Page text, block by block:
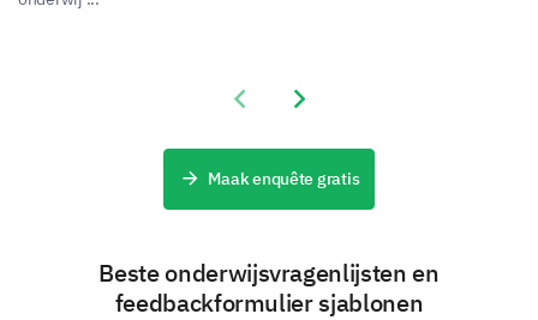
Parent & Guardian Involvement
We value the role of parents and guardians in the
Previous slide
Next slide
Maak enquête gratis
Beste onderwijsvragenlijsten en
feedbackformulier sjablonen